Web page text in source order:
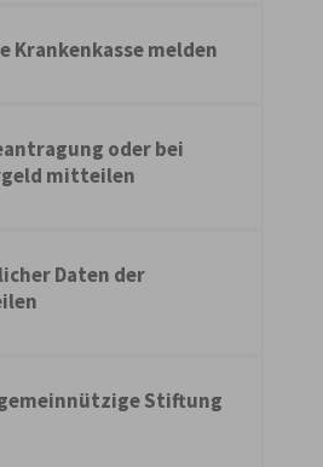
Krankenkasse melden
oder bei
mitteilen
Daten der
Stiftung